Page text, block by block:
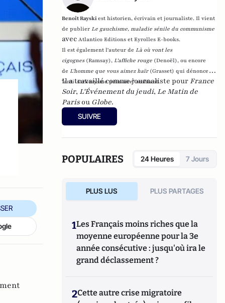
Benoît Rayskiest historien, écrivain et journaliste. Il vient
de publierLe gauchisme, maladie sénile du communisme
avecAtlantico Editions et Eyrolles E-books.
Il est également l'auteur deLà où vont les
cigognes (Ramsay),L'affiche rouge (Denoël), ou encore
deL'homme que vous aimez haïr (Grasset) qui dénonce l'
"anti-sarkozysme primaire" ambiant.
Il a travaillé comme journaliste pour France
Soir, L'Événement du jeudi, Le Matin de
Parisou Globe.
SUIVRE
POPULAIRES 24 Heures 7 Jours
PLUS LUS PLUS PARTAGES
1Les Français moins riches que la
moyenne européenne pour la 3e
année consécutive : jusqu'où ira le
grand déclassement ?
2Cette autre crise migratoire